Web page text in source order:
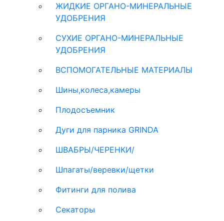
ЖИДКИЕ ОРГАНО-МИНЕРАЛЬНЫЕ
УДОБРЕНИЯ
СУХИЕ ОРГАНО-МИНЕРАЛЬНЫЕ
УДОБРЕНИЯ
ВСПОМОГАТЕЛЬНЫЕ МАТЕРИАЛЫ
Шины,колеса,камеры
Плодосъемник
Дуги для парника GRINDA
ШВАБРЫ/ЧЕРЕНКИ/
Шпагаты/веревки/щетки
Фитинги для полива
Секаторы